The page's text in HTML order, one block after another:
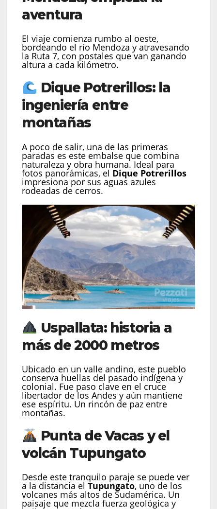
aventura
El viaje comienza rumbo al oeste,
bordeando el río Mendoza y atravesando
la Ruta 7, con postales que van ganando
altura a cada kilómetro.
Dique Potrerillos: la
ingeniería entre
montañas
A poco de salir, una de las primeras
paradas es este embalse que combina
naturaleza y obra humana. Ideal para
fotos panorámicas, el Dique Potrerillos
impresiona por sus aguas azules
rodeadas de cerros.
Uspallata: historia a
más de 2000 metros
Ubicado en un valle andino, este pueblo
conserva huellas del pasado indígena y
colonial. Fue paso clave en el cruce
libertador de los Andes y aún mantiene
ese espíritu. Un rincón de paz entre
montañas.
Punta de Vacas y el
volcán Tupungato
Desde este tranquilo paraje se puede ver
a la distancia el Tupungato, uno de los
volcanes más altos de Sudamérica. Un
paisaje que mezcla fuerza geológica y